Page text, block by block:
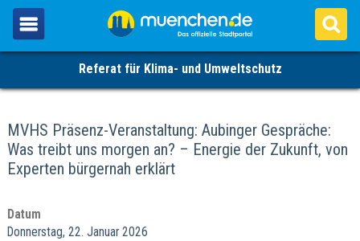
Referat für Klima- und Umweltschutz
MVHS Präsenz-Veranstaltung: Aubinger Gespräche:
Was treibt uns morgen an? – Energie der Zukunft, von
Experten bürgernah erklärt
Datum
Donnerstag, 22. Januar 2026